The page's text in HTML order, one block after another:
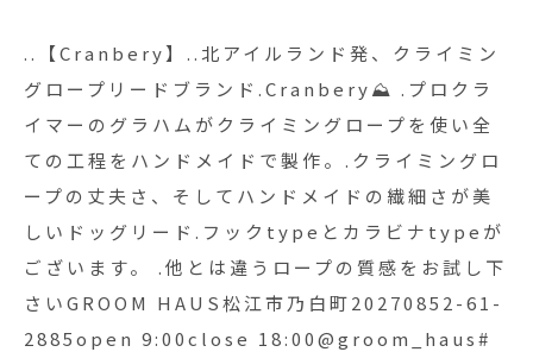
2885open 9:00close 18:00@groom_haus#トリ
ミングサロン #トリミング #ペットサロン #ペット
#松江トリミングサロン #松江#島根
プ#ペットリード#Cranbery
..【Cranbery】..北アイルランド発、クライミン
グロープリードブランド.Cranbery⛰️ .プロクラ
イマーのグラハムがクライミングロープを使い全
ての工程をハンドメイドで製作。.クライミングロ
ープの丈夫さ、そしてハンドメイドの繊細さが美
しいドッグリード.フックtypeとカラビナtypeが
ございます。 .他とは違うロープの質感をお試し下
さいGROOM HAUS松江市乃白町20270852-61-
2885open 9:00close 18:00@groom_haus#